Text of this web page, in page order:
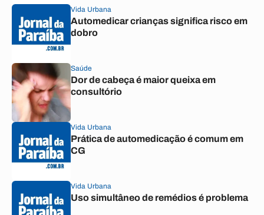
Vida Urbana
Automedicar crianças significa risco em
dobro
Saúde
Dor de cabeça é maior queixa em
consultório
Vida Urbana
Prática de automedicação é comum em
CG
Vida Urbana
Uso simultâneo de remédios é problema